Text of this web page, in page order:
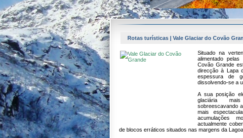
Rotas turísticas | Vale Glaciar do Covão
Situado na
alimentado
Covão Grande
direcção à Lapa
espessura de
dissolvendo-se a
A sua posição
glaciária
sobreescavando
mais
acumulações
actualmente
de blocos erráticos situados nas margens da